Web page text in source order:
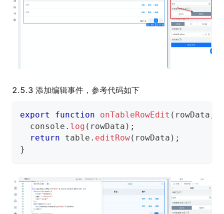
2.5.3 添加编辑事件，参考代码如下
export function onTableRowEdit ( rowData
console . log ( rowData ) ;
return table . editRow( rowData ) ;
}